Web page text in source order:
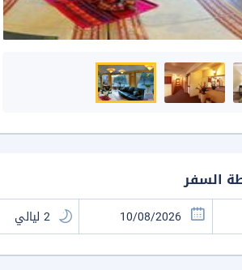
السفر